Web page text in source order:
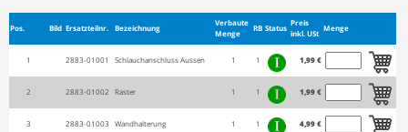
Pos. Bild Ersatzteilnr. Bezeichnung
Verbaute
Menge
RB Status
Preis
inkl. USt
Menge
1 2883-01001 Schlauchanschluss Aussen 1 1 1,99 €
2 2883-01002 Raster 1 1 1,99 €
3 2883-01003 Wandhalterung 1 1 4,99 €